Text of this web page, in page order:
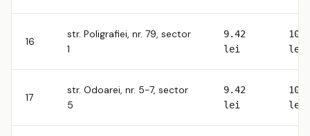
16
str. Poligrafiei, nr. 79, sector
1
9.42
lei
lei
17
str. Odoarei, nr. 5-7, sector
5
9.42
lei
lei